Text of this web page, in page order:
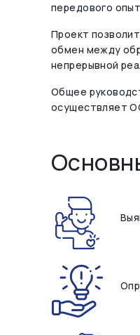
передового
Проект
обмен между
непрерывной
Общее
осуществляет